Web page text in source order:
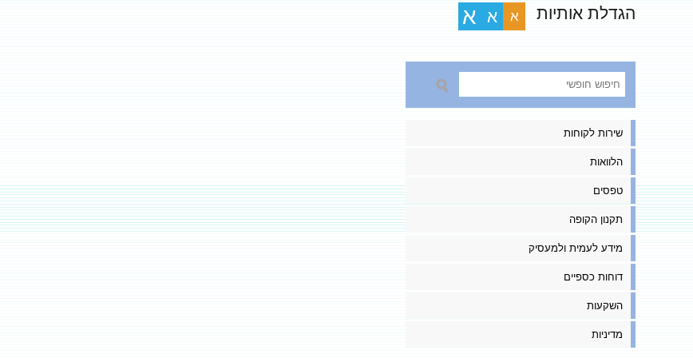
הגדלת אותיות א א א
שירות לקוחות
הלוואות
טפסים
תקנון הקופה
מידע לעמית ולמעסיק
דוחות כספיים
השקעות
מדיניות